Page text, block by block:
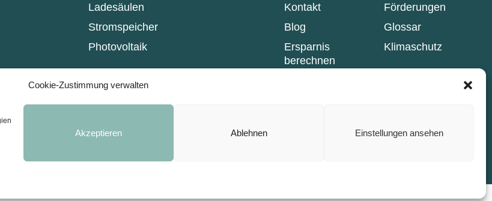
Cookie-Zustimmung verwalten
Akzeptieren Ablehnen Einstellungen ansehen
Ladesäulen
Stromspeicher
Photovoltaik
Kontakt
Förderungen
Blog
Glossar
Ersparnis
berechnen
Klimaschutz
Empfehlungsprämie